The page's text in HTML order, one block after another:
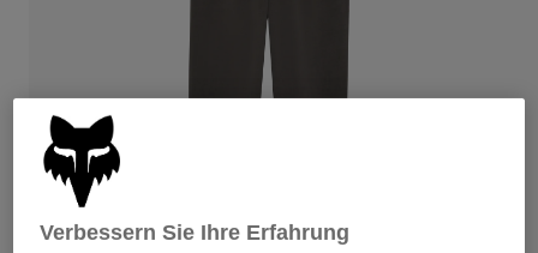
Kurze Hosen
Jacken
Handschuhe
Jacken
Damen
T-Shirts & Tops
Socken
Alle anzeigen
Moto
Verbessern Sie Ihre Erfahrung